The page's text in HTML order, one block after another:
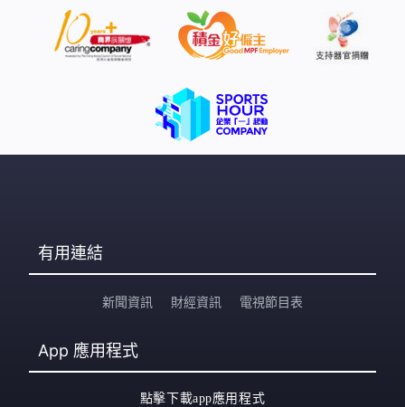
有用連結
新聞資訊 財經資訊 電視節目表
App 應用程式
點擊下載app應用程式